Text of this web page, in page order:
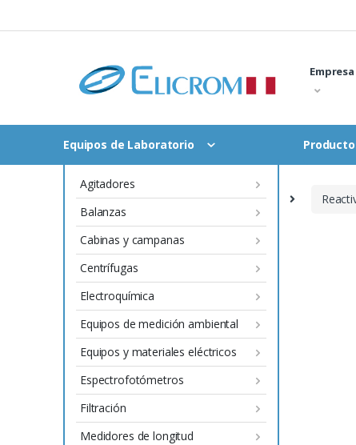
al
Empresa
Equipos de Laboratorio
Agitadores
Balanzas
Cabinas y campanas
Centrífugas
Electroquímica
Equipos de medición ambiental
Equipos y materiales eléctricos
Espectrofotómetros
Filtración
Medidores de longitud
Inicio Equipos de Laboratorio